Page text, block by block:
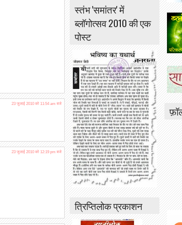
23 जुलाई 2010 को 11:54 am बजे
23 जुलाई 2010 को 12:19 pm बजे
स्तंभ 'समांतर' में
ब्लॉगोत्सव 2010 की एक
पोस्ट
त्रिप्तिलोक प्रकाशन